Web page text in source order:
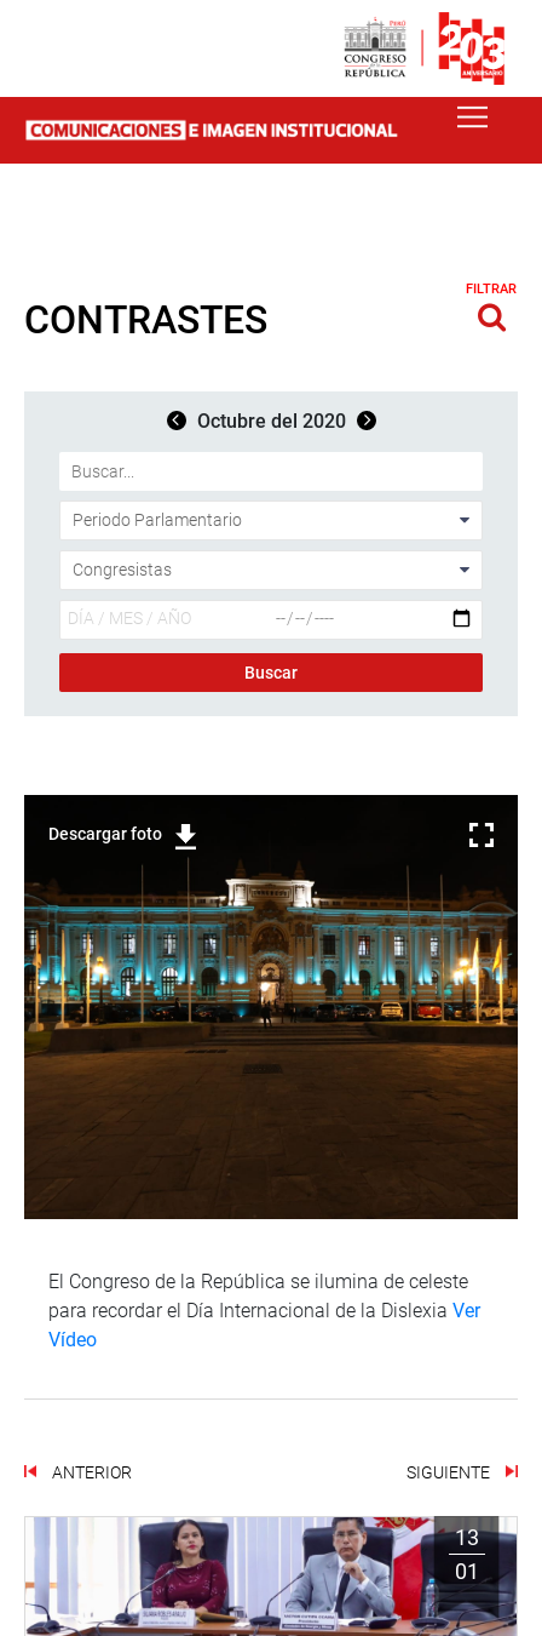
CONTRASTES
FILTRAR
Octubre del 2020
Descargar foto
El Congreso de la República se ilumina de celeste
para recordar el Día Internacional de la Dislexia Ver
Vídeo
ANTERIOR SIGUIENTE
13
01